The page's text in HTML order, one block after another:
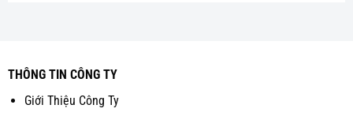
THÔNG TIN CÔNG TY
Giới Thiệu Công Ty